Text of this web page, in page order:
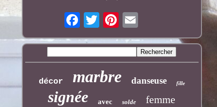
décor marbre danseuse fille
signée avec solde femme